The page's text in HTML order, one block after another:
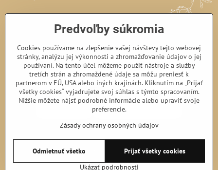
©2026Copyright
Predvoľby súkromia
Zásady ochrany osobných údajov
Podmienky používania
Predvoľby súkromia
Cookies používame na zlepšenie vašej návštevy tejto webovej
stránky, analýzu jej výkonnosti a zhromažďovanie údajov o jej
používaní. Na tento účel môžeme použiť nástroje a služby
tretích strán a zhromaždené údaje sa môžu preniesť k
partnerom v EÚ, USA alebo iných krajinách. Kliknutím na „Prijať
všetky cookies“ vyjadrujete svoj súhlas s týmto spracovaním.
Nižšie môžete nájsť podrobné informácie alebo upraviť svoje
preferencie.
Zásady ochrany osobných údajov
Ukázať podrobnosti
Prijať všetky cookies
Odmietnuť všetko